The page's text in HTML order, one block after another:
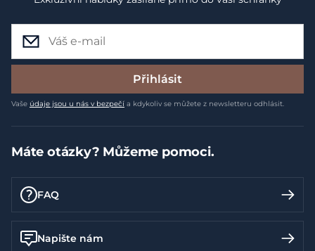
Přihlásit
Vaše údaje jsou u nás v bezpečí a kdykoliv se můžete z newsletteru odhlásit.
Máte otázky? Můžeme pomoci.
FAQ
Napište nám